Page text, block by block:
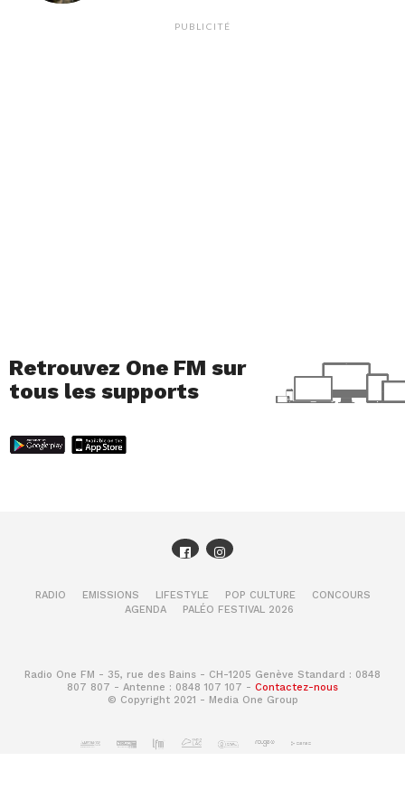
PUBLICITÉ
Retrouvez One FM sur
tous les supports
RADIO EMISSIONS LIFESTYLE POP CULTURE
CONCOURS
AGENDA
PALÉO FESTIVAL 2026
Radio One FM - 35, rue des Bains - CH-1205 Genève Standard : 0848
807 807 - Antenne : 0848 107 107 - Contactez-nous
© Copyright 2021 - Media One Group